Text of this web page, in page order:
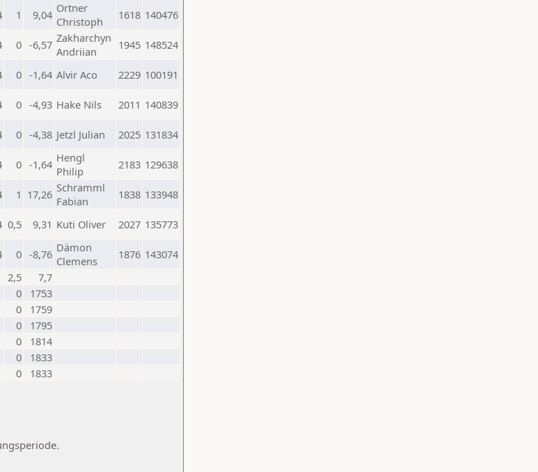
1 9,04 Ortner
Christoph
1618 140476
0 -6,57 Zakharchyn
Andriian
1945 148524
0 -1,64 Alvir Aco 2229 100191
0 -4,93 Hake Nils 2011 140839
0 -4,38 Jetzl Julian 2025 131834
0 -1,64 Hengl
Philip
2183 129638
1 17,26 Schramml
Fabian
1838 133948
0,5 9,31 Kuti Oliver 2027 135773
0 -8,76 Dämon
Clemens
1876 143074
2,5
7,7
0
1753
0
1759
0
1795
0
1814
0
1833
0
1833